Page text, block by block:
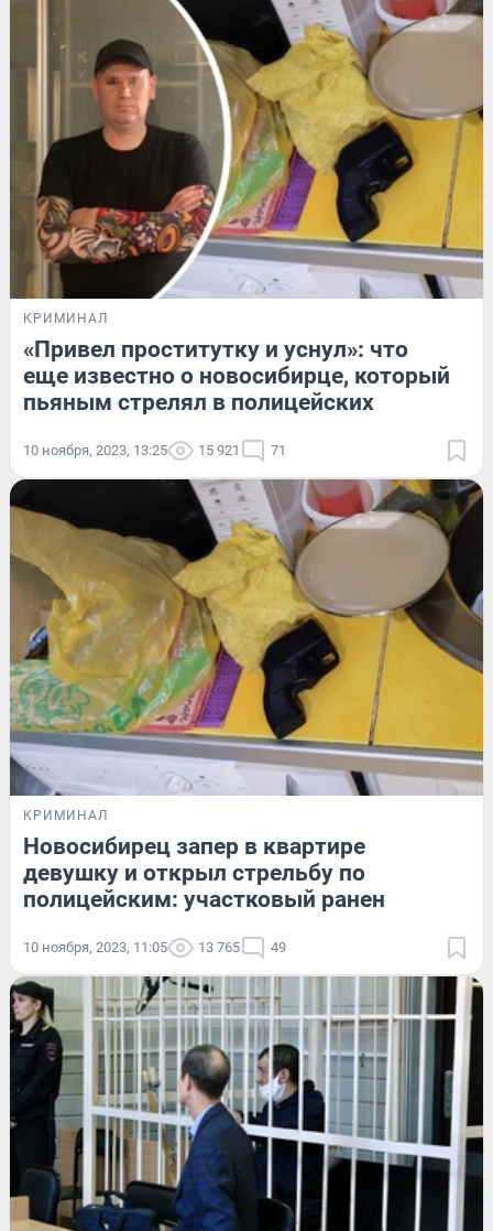
КРИМИНАЛ
«Привел проститутку и уснул»: что
еще известно о новосибирце, который
пьяным стрелял в полицейских
10 ноября, 2023, 13:25 15 921 71
КРИМИНАЛ
Новосибирец запер в квартире
девушку и открыл стрельбу по
полицейским: участковый ранен
10 ноября, 2023, 11:05 13 765 49